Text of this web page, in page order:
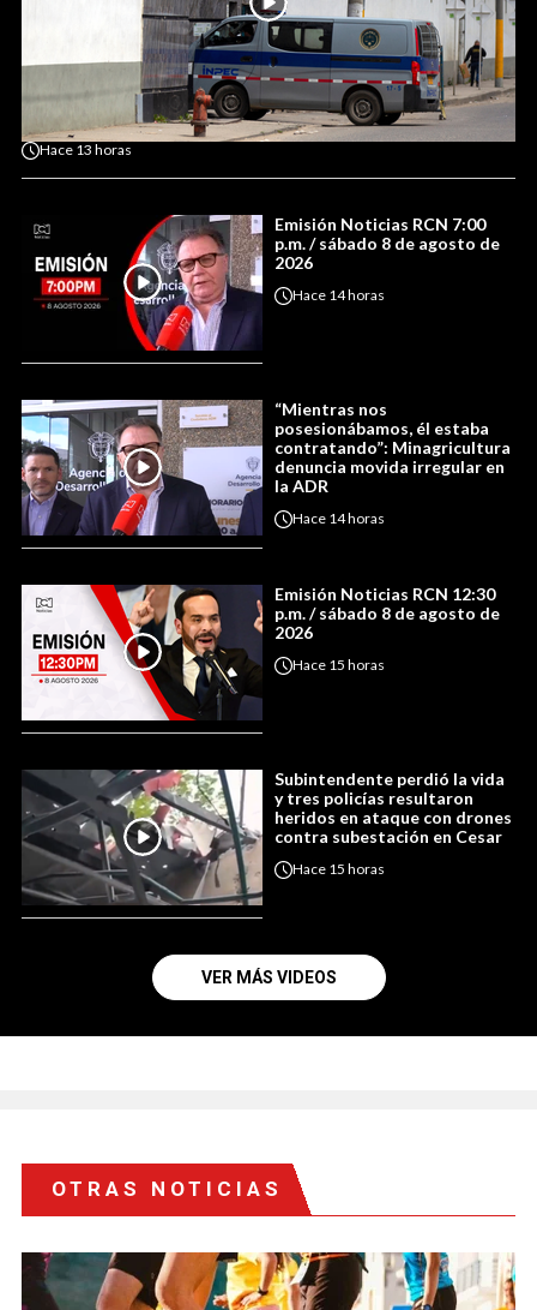
Hace 13 horas
Emisión Noticias RCN 7:00
p.m. / sábado 8 de agosto de
2026
Hace 14 horas
“Mientras nos
posesionábamos, él estaba
contratando”: Minagricultura
denuncia movida irregular en
la ADR
Hace 14 horas
Emisión Noticias RCN 12:30
p.m. / sábado 8 de agosto de
2026
Hace 15 horas
Subintendente perdió la vida
y tres policías resultaron
heridos en ataque con drones
contra subestación en Cesar
Hace 15 horas
VER MÁS VIDEOS
OTRAS NOTICIAS